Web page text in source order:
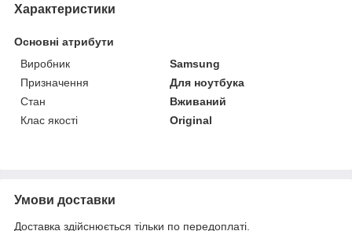
Характеристики
Основні атрибути
Виробник
Samsung
Призначення
Для ноутбука
Стан
Вживаний
Клас якості
Original
Умови доставки
Доставка здійснюється тільки по передоплаті.